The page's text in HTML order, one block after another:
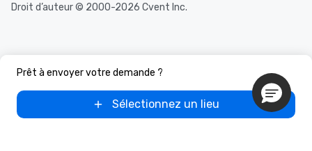
Prêt à envoyer votre demande ?
Sélectionnez un lieu
Droit d’auteur © 2000-2026 Cvent Inc.